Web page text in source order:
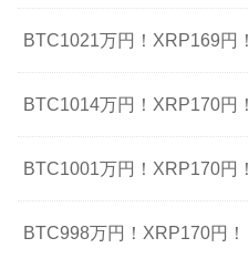
BTC1021万円！XRP169円！
BTC1014万円！XRP170円！
BTC1001万円！XRP170円！
BTC998万円！XRP170円！